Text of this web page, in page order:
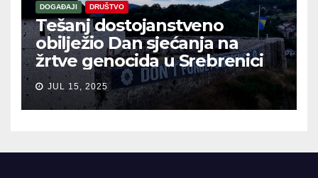
DOGAĐAJI DRUŠTVO
Tešanj dostojanstveno
obilježio Dan sjećanja na
žrtve genocida u Srebrenici
JUL 15, 2025